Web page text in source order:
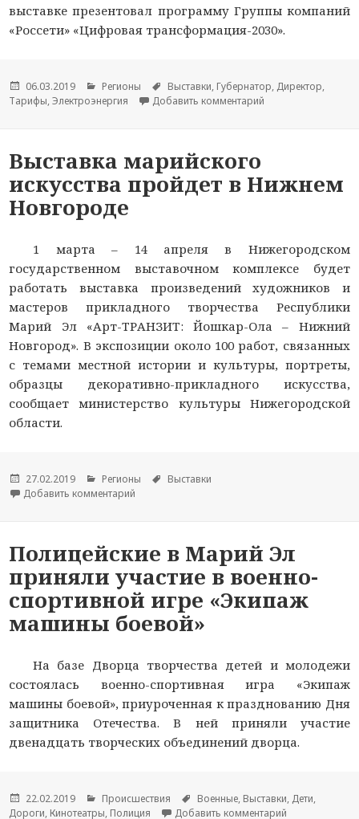
выставке презентовал программу Группы компаний
«Россети» «Цифровая трансформация-2030».
Опубликовано
06.03.2019 Рубрики
Регионы Метки
Выставки, Губернатор, Директор,
Тарифы,Электроэнергия Добавить комментарий
Выставка марийского
искусства пройдет в Нижнем
Новгороде
1 марта – 14 апреля в Нижегородском
государственном выставочном комплексе будет
работать выставка произведений художников и
мастеров прикладного творчества Республики
Марий Эл «Арт-ТРАНЗИТ: Йошкар-Ола – Нижний
Новгород». В экспозиции около 100 работ, связанных
с темами местной истории и культуры, портреты,
образцы декоративно-прикладного искусства,
сообщает министерство культуры Нижегородской
области.
Опубликовано
27.02.2019 Рубрики
Регионы Метки
Выставки
Добавить комментарий
Полицейские в Марий Эл
приняли участие в военно-
спортивной игре «Экипаж
машины боевой»
На базе Дворца творчества детей и молодежи
состоялась военно-спортивная игра «Экипаж
машины боевой», приуроченная к празднованию Дня
защитника Отечества. В ней приняли участие
двенадцать творческих объединений дворца.
Опубликовано
22.02.2019 Рубрики
Происшествия Метки
Военные, Выставки, Дети,
Дороги, Кинотеатры, Полиция Добавить комментарий